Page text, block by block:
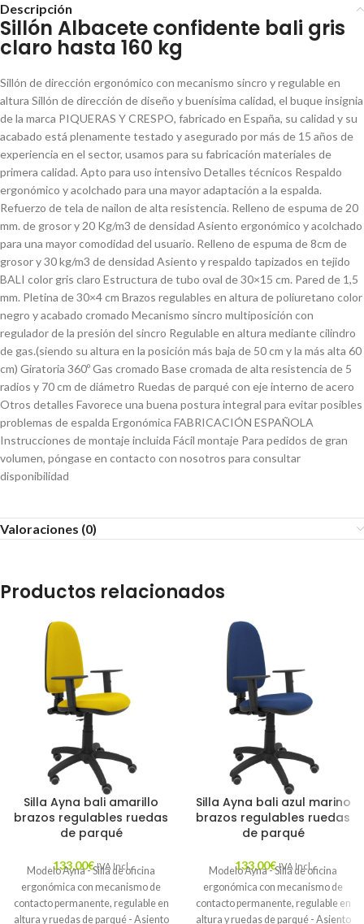
Descripción
Sillón Albacete confidente bali gris
claro hasta 160 kg
Sillón de dirección ergonómico con mecanismo sincro y regulable en
altura Sillón de dirección de diseño y buenísima calidad, el buque insignia
de la marca PIQUERAS Y CRESPO, fabricado en España, su calidad y su
acabado está plenamente testado y asegurado por más de 15 años de
experiencia en el sector, usamos para su fabricación materiales de
primera calidad. Apto para uso intensivo Detalles técnicos Respaldo
ergonómico y acolchado para una mayor adaptación a la espalda.
Refuerzo de tela de nailon de alta resistencia. Relleno de espuma de 20
mm. de grosor y 20 Kg/m3 de densidad Asiento ergonómico y acolchado
para una mayor comodidad del usuario. Relleno de espuma de 8cm de
grosor y 30 kg/m3 de densidad Asiento y respaldo tapizados en tejido
BALI color gris claro Estructura de tubo oval de 30×15 cm. Pared de 1,5
mm. Pletina de 30×4 cm Brazos regulables en altura de poliuretano color
negro y acabado cromado Mecanismo sincro multiposición con
regulador de la presión del sincro Regulable en altura mediante cilindro
de gas.(siendo su altura en la posición más baja de 50 cm y la más alta 60
cm) Giratoria 360º Gas cromado Base cromada de alta resistencia de 5
radios y 70 cm de diámetro Ruedas de parqué con eje interno de acero
Otros detalles Favorece una buena postura integral para evitar posibles
problemas de espalda Ergonómica FABRICACIÓN ESPAÑOLA
Instrucciones de montaje incluida Fácil montaje Para pedidos de gran
volumen, póngase en contacto con nosotros para consultar
disponibilidad
Valoraciones (0)
Productos relacionados
Silla Ayna bali amarillo
brazos regulables ruedas
de parqué
133,00€ IVA Incl.
Modelo Ayna - Silla de oficina
ergonómica con mecanismo de
contacto permanente, regulable en
altura y ruedas de parqué - Asiento
Silla Ayna bali azul marino
brazos regulables ruedas
de parqué
133,00€ IVA Incl.
Modelo Ayna - Silla de oficina
ergonómica con mecanismo de
contacto permanente, regulable en
altura y ruedas de parqué - Asiento